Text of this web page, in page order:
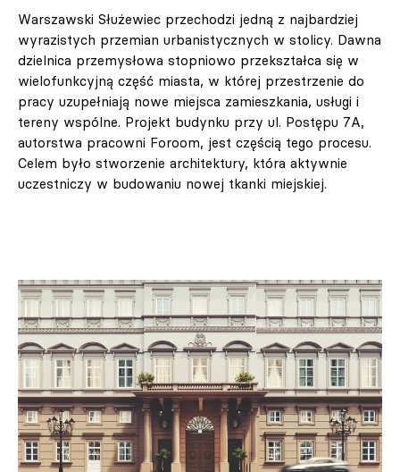
Warszawski Służewiec przechodzi jedną z najbardziej
wyrazistych przemian urbanistycznych w stolicy. Dawna
dzielnica przemysłowa stopniowo przekształca się w
wielofunkcyjną część miasta, w której przestrzenie do
pracy uzupełniają nowe miejsca zamieszkania, usługi i
tereny wspólne. Projekt budynku przy ul. Postępu 7A,
autorstwa pracowni Foroom, jest częścią tego procesu.
Celem było stworzenie architektury, która aktywnie
uczestniczy w budowaniu nowej tkanki miejskiej.